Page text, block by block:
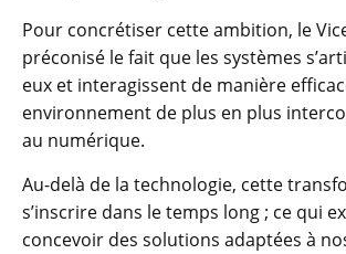
Pour concrétiser cette ambition, le
préconisé le fait que les systèmes
eux et interagissent de manière
environnement de plus en plus
au numérique.
Au-delà de la technologie, cette
s’inscrire dans le temps long ; ce qui
concevoir des solutions adaptées à